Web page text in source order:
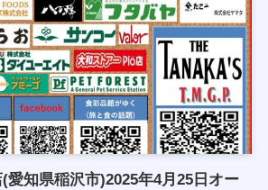
愛知県稲沢市)2025年4月25日オー